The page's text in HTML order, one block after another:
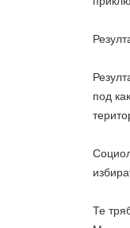
под
Те